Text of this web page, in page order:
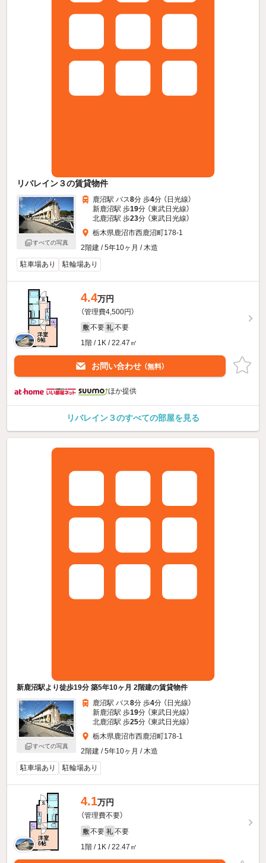
リバレイン３の賃貸物件
すべての写真
鹿沼駅 バス8分 歩4分 （日光線）
新鹿沼駅 歩19分 （東武日光線）
北鹿沼駅 歩23分 （東武日光線）
栃木県鹿沼市西鹿沼町178-1
2階建 / 5年10ヶ月 / 木造
駐車場あり
駐輪場あり
4.4万円
（管理費4,500円）
敷 不要 礼 不要
1階 / 1K / 22.47㎡
お問い合わせ （無料）
ほか提供
リバレイン３のすべての部屋を見る
新鹿沼駅より徒歩19分 築5年10ヶ月 2階建の賃貸物件
すべての写真
鹿沼駅 バス8分 歩4分 （日光線）
新鹿沼駅 歩19分 （東武日光線）
北鹿沼駅 歩25分 （東武日光線）
栃木県鹿沼市西鹿沼町178-1
2階建 / 5年10ヶ月 / 木造
駐車場あり
駐輪場あり
4.1万円
（管理費不要）
敷 不要 礼 不要
1階 / 1K / 22.47㎡